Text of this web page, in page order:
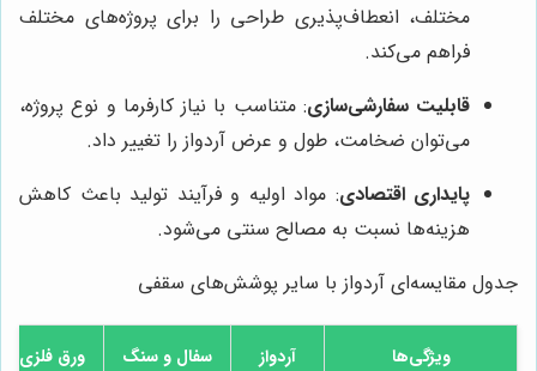
مختلف، انعطاف‌پذیری طراحی را برای پروژه‌های مختلف
فراهم می‌کند.
قابلیت سفارشی‌سازی: متناسب با نیاز کارفرما و نوع پروژه،
می‌توان ضخامت، طول و عرض آردواز را تغییر داد.
پایداری اقتصادی: مواد اولیه و فرآیند تولید باعث کاهش
هزینه‌ها نسبت به مصالح سنتی می‌شود.
جدول مقایسه‌ای آردواز با سایر پوشش‌های سقفی
ویژگی‌ها آردواز سفال و سنگ ورق فلزی